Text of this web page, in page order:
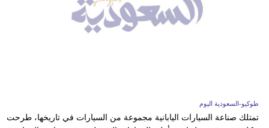
طوكيو-السعودية اليوم
تمتلك صناعة السيارات اليابانية مجموعة من السيارات في تاريخها، طرحت